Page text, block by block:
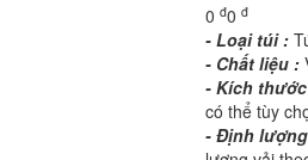
0 đ0 đ
- Loại túi :
- Chất liệu :
- Kích
có thể tùy
- Định